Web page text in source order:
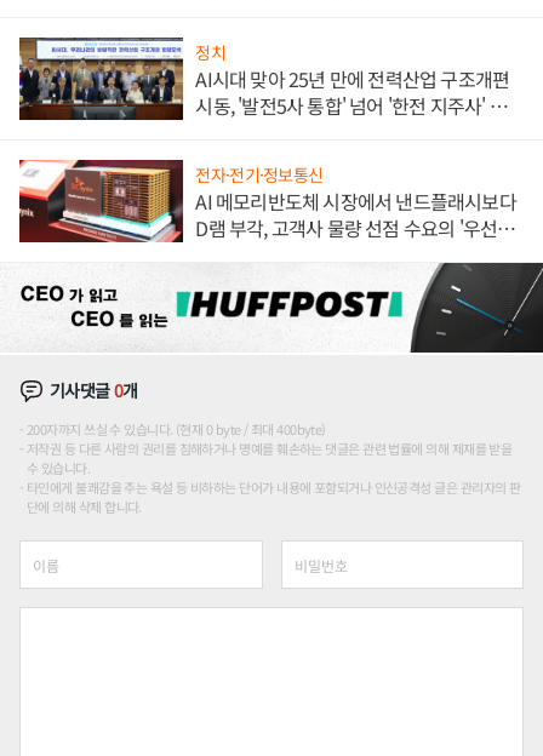
정치
AI시대 맞아 25년 만에 전력산업 구조개편
시동, '발전5사 통합' 넘어 '한전 지주사' 재편
전자·전기·정보통신
AI 메모리반도체 시장에서 낸드플래시보다
D램 부각, 고객사 물량 선점 수요의 '우선순
기사댓글0개
200자까지 쓰실 수 있습니다. (현재 0 byte / 최대 400byte)
저작권 등 다른 사람의 권리를 침해하거나 명예를 훼손하는 댓글은 관련 법률에 의해 제재를 받을
수 있습니다.
타인에게 불쾌감을 주는 욕설 등 비하하는 단어가 내용에 포함되거나 인신공격성 글은 관리자의 판
단에 의해 삭제 합니다.